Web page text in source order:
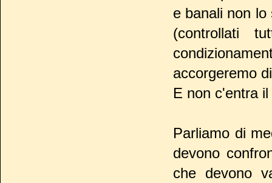
e banali non
(controllati
accorgeremo
E non c'entra
Parliamo di
devono
che devono